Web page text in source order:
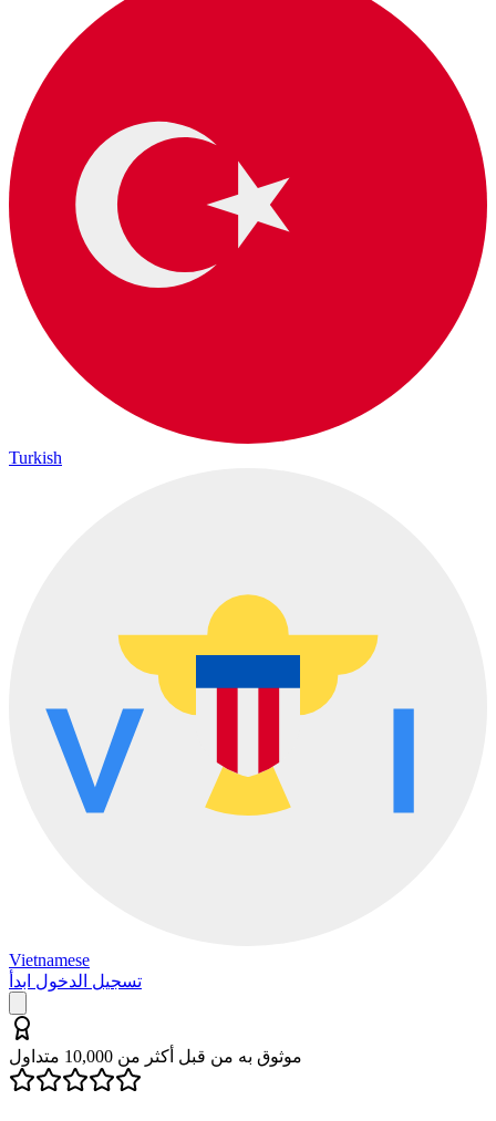
Turkish
Vietnamese
تسجيل الدخول ابدأ
موثوق به من قبل أكثر من 10,000 متداول